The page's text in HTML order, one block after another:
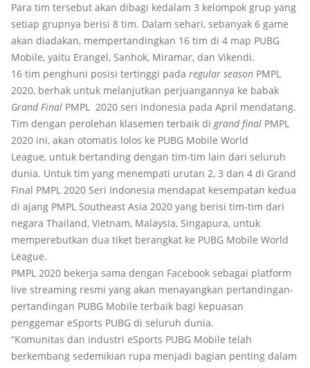
Para tim tersebut akan dibagi kedalam 3 kelompok grup yang
setiap grupnya berisi 8 tim. Dalam sehari, sebanyak 6 game
akan diadakan, mempertandingkan 16 tim di 4 map PUBG
Mobile, yaitu Erangel, Sanhok, Miramar, dan Vikendi.
16 tim penghuni posisi tertinggi pada regular season PMPL
2020, berhak untuk melanjutkan perjuangannya ke babak
Grand Final PMPL 2020 seri Indonesia pada April mendatang.
Tim dengan perolehan klasemen terbaik digrand final PMPL
2020 ini, akan otomatis lolos ke PUBG Mobile World
League, untuk bertanding dengan tim-tim lain dari seluruh
dunia. Untuk tim yang menempati urutan 2, 3 dan 4 di Grand
Final PMPL 2020 Seri Indonesia mendapat kesempatan kedua
di ajang PMPL Southeast Asia 2020 yang berisi tim-tim dari
negara Thailand, Vietnam, Malaysia, Singapura, untuk
memperebutkan dua tiket berangkat ke PUBG Mobile World
League.
PMPL 2020 bekerja sama dengan Facebook sebagai platform
live streaming resmi yang akan menayangkan pertandingan-
pertandingan PUBG Mobile terbaik bagi kepuasan
penggemar eSports PUBG di seluruh dunia.
“Komunitas dan industri eSports PUBG Mobile telah
berkembang sedemikian rupa menjadi bagian penting dalam